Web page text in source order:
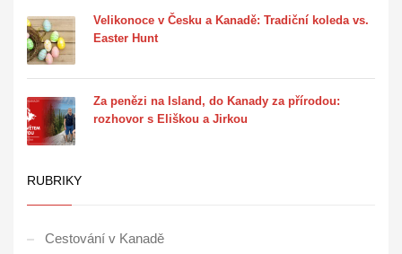
Velikonoce v Česku a Kanadě: Tradiční koleda vs.
Easter Hunt
Za penězi na Island, do Kanady za přírodou:
rozhovor s Eliškou a Jirkou
RUBRIKY
Cestování v Kanadě